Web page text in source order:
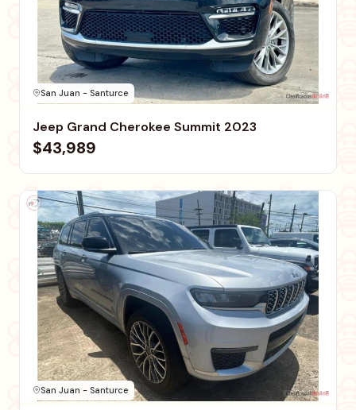
San Juan - Santurce
Jeep Grand Cherokee Summit 2023
$43,989
San Juan - Santurce